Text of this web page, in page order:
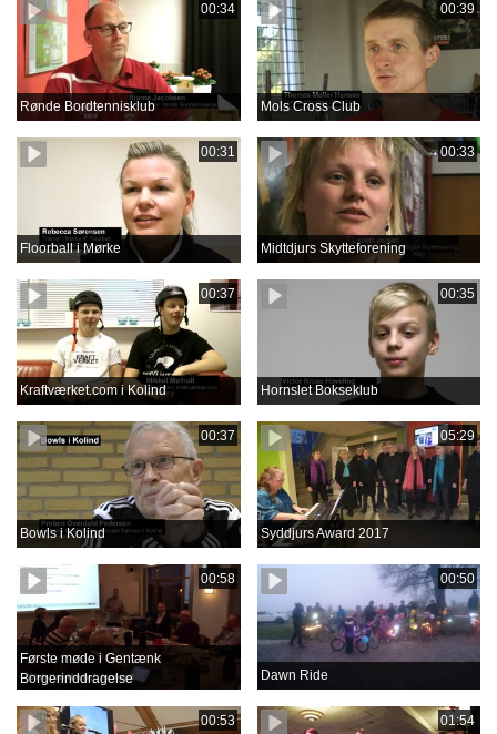
00:34
Rønde Bordtennisklub
00:39
Mols Cross Club
00:31
Floorball i Mørke
00:33
Midtdjurs Skytteforening
00:37
Kraftværket.com i Kolind
00:35
Hornslet Bokseklub
00:37
Bowls i Kolind
05:29
Syddjurs Award 2017
00:58
Første møde i Gentænk
Borgerinddragelse
00:50
Dawn Ride
00:53 01:54